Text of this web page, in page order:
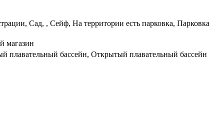
Сад, , Сейф, На территории есть парковка, Парковка
магазин
плавательный бассейн, Открытый плавательный бассейн